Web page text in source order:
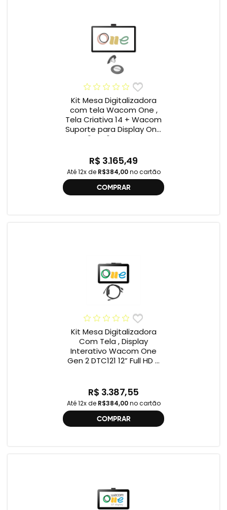
Kit Mesa Digitalizadora
com tela Wacom One ,
Tela Criativa 14 + Wacom
Suporte para Display One
12" e 13" ACK649Z
R$ 3.165,49
Até 12x de R$384,00no cartão
COMPRAR
Kit Mesa Digitalizadora
Com Tela , Display
Interativo Wacom One
Gen 2 DTC121 12” Full HD +
DTH134W,
R$ 3.387,55
Até 12x de R$384,00no cartão
COMPRAR